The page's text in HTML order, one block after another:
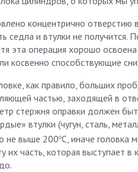
концентрично отверстию
седла и втулки не
эта операция хорошо
косвенно способствующие
как правило, больших
частью, заходящей в
стержня оправки должен
втулки (чугун, сталь,
не выше 200оС, иначе головка
часть, которая выступает